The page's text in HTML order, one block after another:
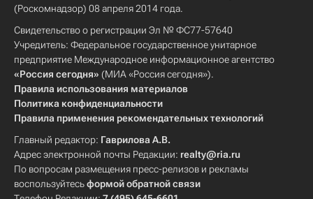
(Роскомнадзор) 08 апреля 2014 года.
Свидетельство о регистрации Эл № ФС77-57640
Учредитель: Федеральное государственное унитарное
предприятие Международное информационное агентство
«Россия сегодня» (МИА «Россия сегодня»).
Правила использования материалов
Политика конфиденциальности
Правила применения рекомендательных технологий
Главный редактор: Гаврилова А.В.
Адрес электронной почты Редакции: realty@ria.ru
По вопросам размещения пресс-релизов и рекламы
воспользуйтесьформой обратной связи